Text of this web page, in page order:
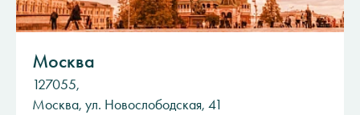
Москва
127055,
Москва, ул. Новослободская, 41